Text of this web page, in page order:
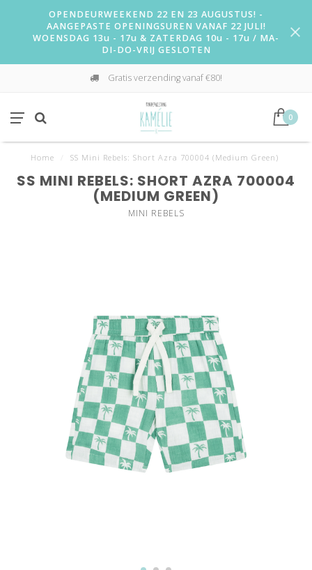
OPENDEURWEEKEND 22 EN 23 AUGUSTUS! -
AANGEPASTE OPENINGSUREN VANAF 22 JULI!
WOENSDAG 13u - 17u & ZATERDAG 10u - 17u / MA-
DI-DO-VRIJ GESLOTEN
Gratis verzending vanaf €80!
0
Home SS Mini Rebels: Short Azra 700004 (Medium Green)
SS MINI REBELS: SHORT AZRA 700004
(MEDIUM GREEN)
MINI REBELS